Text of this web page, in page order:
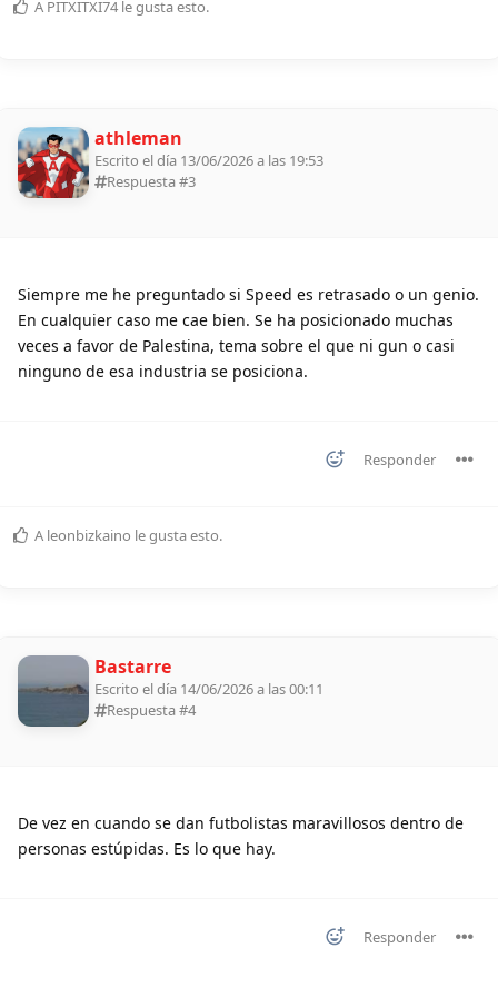
A PITXITXI74 le gusta esto.
athleman
Escrito el día 13/06/2026 a las 19:53
Respuesta #3
Siempre me he preguntado si Speed es retrasado o un genio.
En cualquier caso me cae bien. Se ha posicionado muchas
veces a favor de Palestina, tema sobre el que ni gun o casi
ninguno de esa industria se posiciona.
Responder
A leonbizkaino le gusta esto.
Bastarre
Escrito el día 14/06/2026 a las 00:11
Respuesta #4
De vez en cuando se dan futbolistas maravillosos dentro de
personas estúpidas. Es lo que hay.
Responder